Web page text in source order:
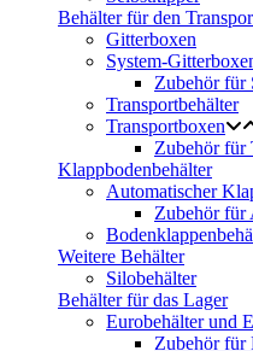
Behälter für den
Gitterboxen
System-
Zubehör für
Transportbehälter
Transportboxen
Zubehör für
Klappbodenbehälter
Automatischer
Zubehör für
Weitere Behälter
Silobehälter
Behälter für das Lager
Eurobehälter und
Zubehör für